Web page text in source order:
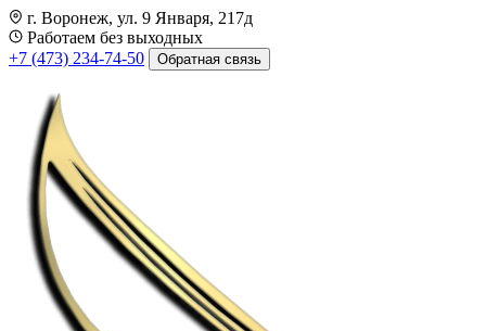
г. Воронеж, ул. 9 Января, 217д
Работаем без выходных
+7 (473) 234-74-50
Обратная связь